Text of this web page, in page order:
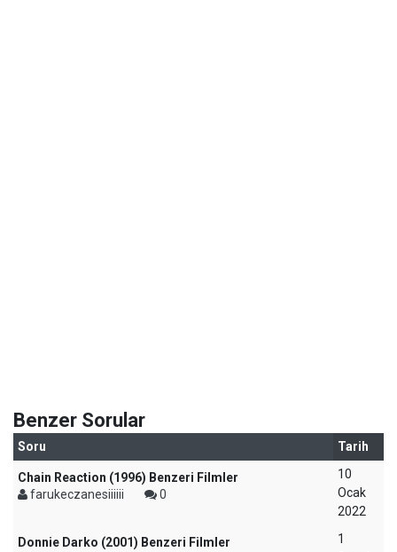
Benzer Sorular
Soru Tarih
Chain Reaction (1996) Benzeri Filmler
farukeczanesiiiiii
0
10
Ocak
2022
Donnie Darko (2001) Benzeri Filmler
1